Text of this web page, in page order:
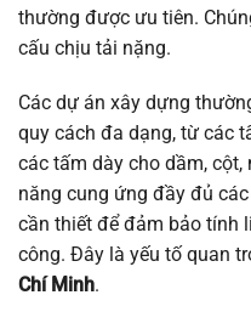
thường được ưu tiên.
cấu chịu tải nặng.
Các dự án xây dựng
quy cách đa dạng, từ các
các tấm dày cho dầm,
năng cung ứng đầy đủ
cần thiết để đảm bảo tính
công. Đây là yếu tố quan
Chí Minh.